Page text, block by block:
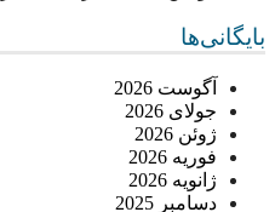
بایگانی‌ها
آگوست 2026
جولای 2026
ژوئن 2026
فوریه 2026
ژانویه 2026
دسامبر 2025